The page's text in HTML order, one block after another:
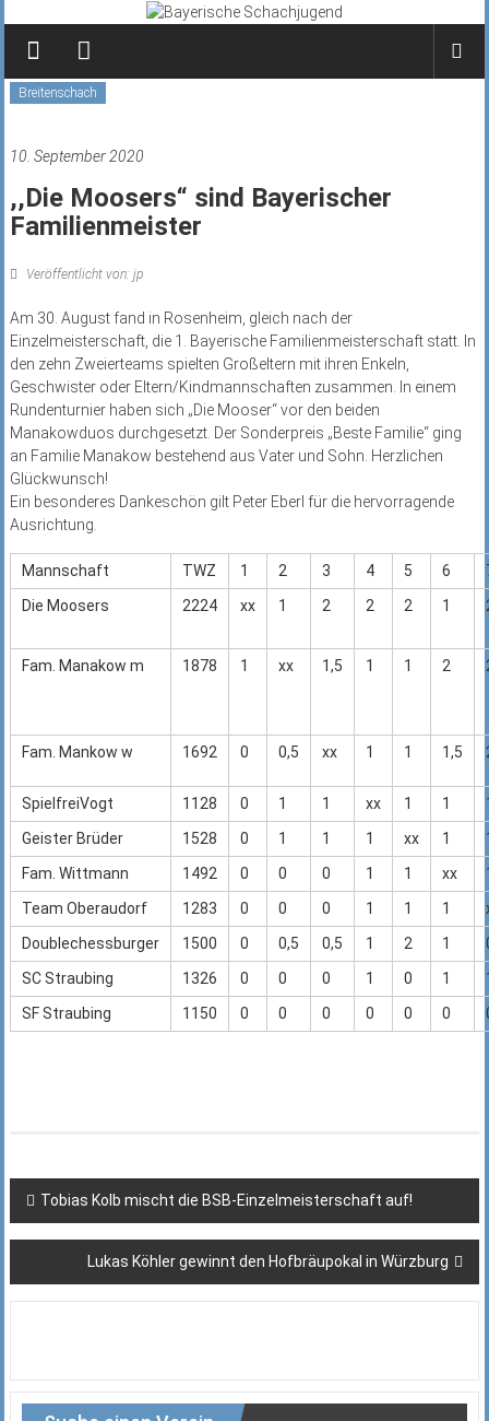
springen
Breitenschach
10. September 2020
,,Die Moosers“ sind Bayerischer
Familienmeister
Veröffentlicht von: jp
Am 30. August fand in Rosenheim, gleich nach der
Einzelmeisterschaft, die 1. Bayerische Familienmeisterschaft statt. In
den zehn Zweierteams spielten Großeltern mit ihren Enkeln,
Geschwister oder Eltern/Kindmannschaften zusammen. In einem
Rundenturnier haben sich „Die Mooser“ vor den beiden
Manakowduos durchgesetzt. Der Sonderpreis „Beste Familie“ ging
an Familie Manakow bestehend aus Vater und Sohn. Herzlichen
Glückwunsch!
Ein besonderes Dankeschön gilt Peter Eberl für die hervorragende
Ausrichtung.
Mannschaft TWZ 1 2 3 4 5 6
Die Moosers
2224 xx 1 2 2 2 1
Fam. Manakow m 1878 1 xx 1,5 1 1 2
Fam. Mankow w 1692 0 0,5 xx 1 1 1,5
SpielfreiVogt 1128 0 1 1 xx 1 1
Geister Brüder
1528 0 1 1 1 xx 1
Fam. Wittmann
1492 0 0 0 1 1 xx
Team Oberaudorf
1283 0 0 0 1 1 1
Doublechessburger
1500 0 0,5 0,5 1 2 1
SC Straubing
1326 0 0 0 1 0 1
SF Straubing
1150 0 0 0 0 0 0
Beitragsnavigation
Tobias Kolb mischt die BSB-Einzelmeisterschaft auf!
Lukas Köhler gewinnt den Hofbräupokal in Würzburg